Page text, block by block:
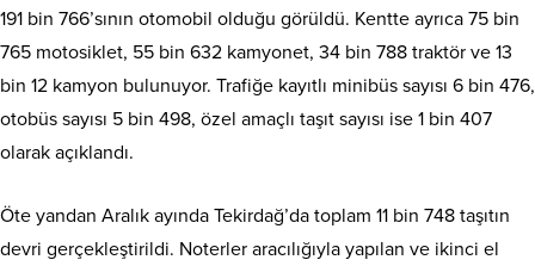
191 bin 766’sının otomobil olduğu görüldü. Kentte ayrıca 75 bin
765 motosiklet, 55 bin 632 kamyonet, 34 bin 788 traktör ve 13
bin 12 kamyon bulunuyor. Trafiğe kayıtlı minibüs sayısı 6 bin 476,
otobüs sayısı 5 bin 498, özel amaçlı taşıt sayısı ise 1 bin 407
olarak açıklandı.
Öte yandan Aralık ayında Tekirdağ’da toplam 11 bin 748 taşıtın
devri gerçekleştirildi. Noterler aracılığıyla yapılan ve ikinci el